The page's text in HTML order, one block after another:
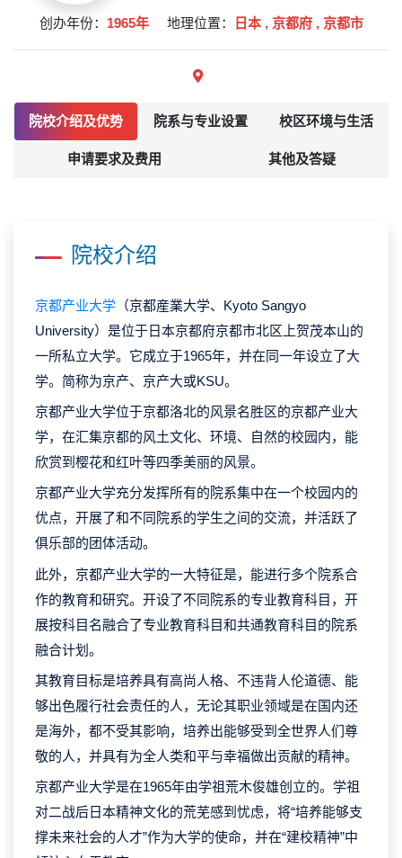
创办年份： 1965年 地理位置： 日本 , 京都府 , 京都市
院校介绍及优势 院系与专业设置 校区环境与生活
申请要求及费用 其他及答疑
院校介绍
京都产业大学 （京都産業大学、Kyoto Sangyo
University）是位于日本京都府京都市北区上贺茂本山的
一所私立大学。它成立于1965年，并在同一年设立了大
学。简称为京产、京产大或KSU。
京都产业大学位于京都洛北的风景名胜区的京都产业大
学，在汇集京都的风土文化、环境、自然的校园内，能
欣赏到樱花和红叶等四季美丽的风景。
京都产业大学充分发挥所有的院系集中在一个校园内的
优点，开展了和不同院系的学生之间的交流，并活跃了
俱乐部的团体活动。
此外，京都产业大学的一大特征是，能进行多个院系合
作的教育和研究。开设了不同院系的专业教育科目，开
展按科目名融合了专业教育科目和共通教育科目的院系
融合计划。
其教育目标是培养具有高尚人格、不违背人伦道德、能
够出色履行社会责任的人，无论其职业领域是在国内还
是海外，都不受其影响，培养出能够受到全世界人们尊
敬的人，并具有为全人类和平与幸福做出贡献的精神。
京都产业大学是在1965年由学祖荒木俊雄创立的。学祖
对二战后日本精神文化的荒芜感到忧虑，将“培养能够支
撑未来社会的人才”作为大学的使命，并在“建校精神”中